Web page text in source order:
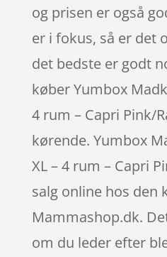
og prisen er også
er i fokus, så er det
det bedste er godt
køber Yumbox
4 rum – Capri Pink/
kørende. Yumbox
XL – 4 rum – Capri
salg online hos den
Mammashop.dk.
om du leder efter